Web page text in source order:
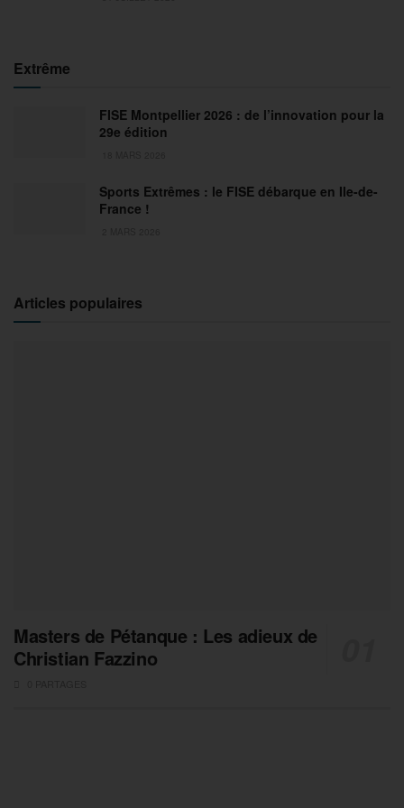
Extrême
FISE Montpellier 2026 : de l’innovation pour la
29e édition
Sports Extrêmes : le FISE débarque en Ile-de-
France !
Articles populaires
Masters de Pétanque : Les adieux de
Christian Fazzino